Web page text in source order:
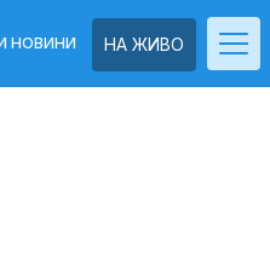
НА ЖИВО
НОВИНИ